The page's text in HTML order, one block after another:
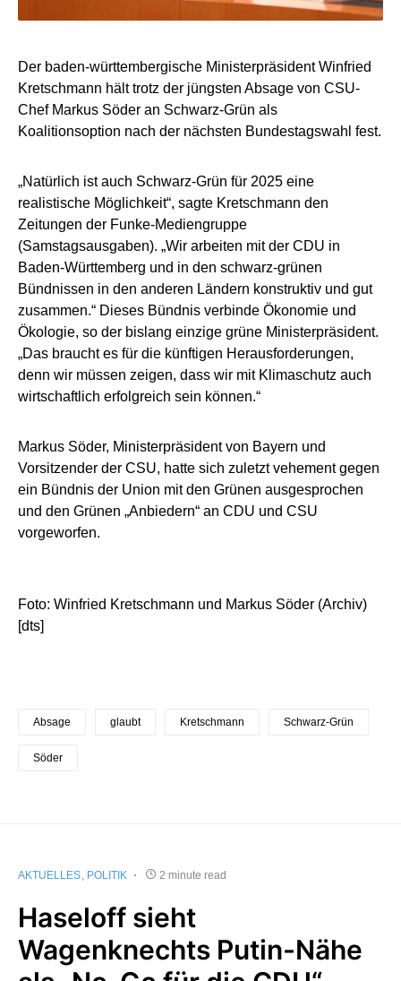
Der baden-württembergische Ministerpräsident Winfried
Kretschmann hält trotz der jüngsten Absage von CSU-
Chef Markus Söder an Schwarz-Grün als
Koalitionsoption nach der nächsten Bundestagswahl fest.
„Natürlich ist auch Schwarz-Grün für 2025 eine
realistische Möglichkeit“, sagte Kretschmann den
Zeitungen der Funke-Mediengruppe
(Samstagsausgaben). „Wir arbeiten mit der CDU in
Baden-Württemberg und in den schwarz-grünen
Bündnissen in den anderen Ländern konstruktiv und gut
zusammen.“ Dieses Bündnis verbinde Ökonomie und
Ökologie, so der bislang einzige grüne Ministerpräsident.
„Das braucht es für die künftigen Herausforderungen,
denn wir müssen zeigen, dass wir mit Klimaschutz auch
wirtschaftlich erfolgreich sein können.“
Markus Söder, Ministerpräsident von Bayern und
Vorsitzender der CSU, hatte sich zuletzt vehement gegen
ein Bündnis der Union mit den Grünen ausgesprochen
und den Grünen „Anbiedern“ an CDU und CSU
vorgeworfen.
Foto: Winfried Kretschmann und Markus Söder (Archiv)
[dts]
Absage glaubt Kretschmann Schwarz-Grün
Söder
AKTUELLES POLITIK 2 minute read
Haseloff sieht
Wagenknechts Putin-Nähe